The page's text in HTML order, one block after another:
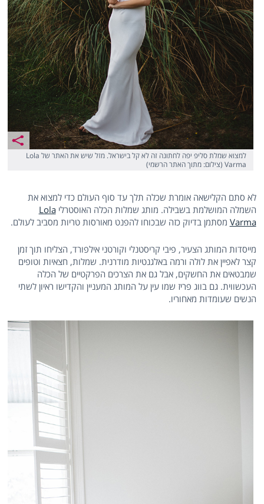
למצוא שמלת סליפ יפה לחתונה זה לא קל בישראל. מזל שיש את האתר של Lola
Varma (צילום: מתוך האתר הרשמי)
לא סתם הקלישאה אומרת שכלה תלך עד סוף העולם כדי למצוא את
השמלה המושלמת בשבילה. מותג שמלות הכלה האוסטרליLola
Varma מסתמן בדיוק כזה שבכוחו להפנט מאורסות טריות מסביב לעולם.
מייסדות המותג הצעיר, פיבי קריסטנלי וקורטני אילפורד, הצליחו תוך זמן
קצר לאפיין את לולה ורמה באלגנטיות מודרנית. שמלות, חצאיות וטופים
שמבטאים את החשקים, אבל גם את הצרכים הפרקטיים של הכלה
העכשווית. גם בווג פריז שמו עין על המותג המעניין והקדישו ראיון לשתי
הנשים שעומדות מאחוריו.